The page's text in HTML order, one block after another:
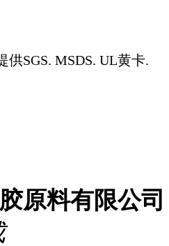
供SGS. MSDS. UL黄卡.
原料有限公司